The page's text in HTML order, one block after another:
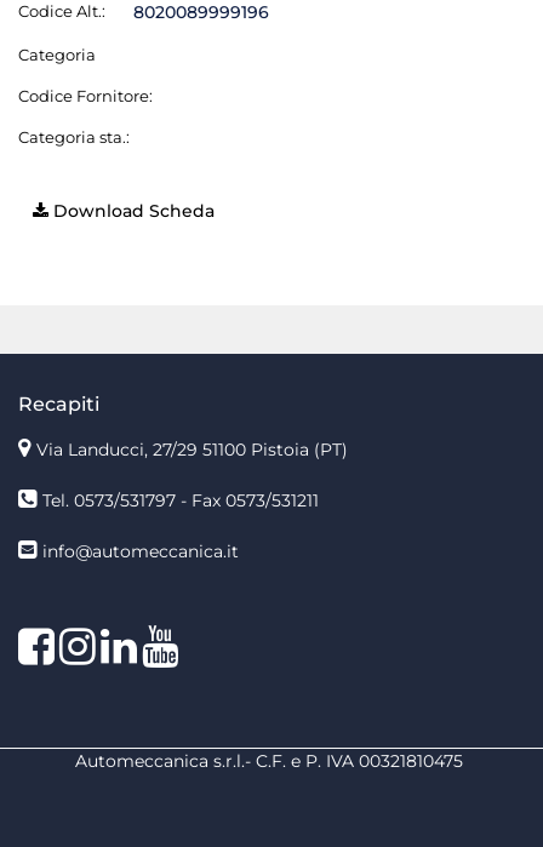
Codice Alt.: 8020089999196
Categoria
Codice Fornitore:
Categoria sta.:
Download Scheda
Recapiti
Via Landucci, 27/29 51100 Pistoia (PT)
Tel. 0573/531797 - Fax 0573/531211
info@automeccanica.it
FacebookInstagram
linkedin
Automeccanica s.r.l.- C.F. e P. IVA 00321810475